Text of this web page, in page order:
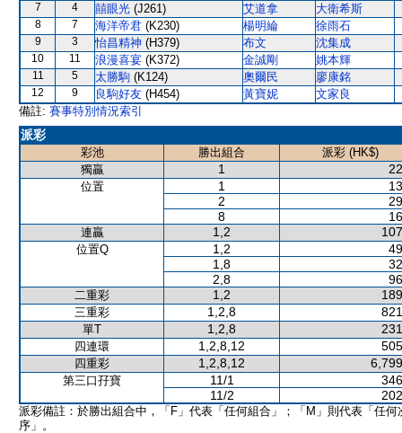
7 4 囍眼光 (J261) 艾道拿 大衛希斯
8 7 海洋帝君 (K230) 楊明綸 徐雨石
9 3 怡昌精神 (H379) 布文 沈集成
10 11 浪漫喜宴 (K372) 金誠剛 姚本輝
11 5 太勝駒 (K124) 奧爾民 廖康銘
12 9 良駒好友 (H454) 黃寶妮
文家良
備註: 賽事特別情況索引
派彩
彩池 勝出組合
派彩 (HK$)
獨贏
1
位置 1
2
8
連贏 1,2
位置Q 1,2
1,8
2,8
二重彩 1,2
三重彩 1,2,8
單T 1,2,8
四連環 1,2,8,12
四重彩 1,2,8,12
第三口孖寶 11/1
11/2
派彩備註：於勝出組合中，「F」代表「任何組合」；「M」則代表「任何
序」。